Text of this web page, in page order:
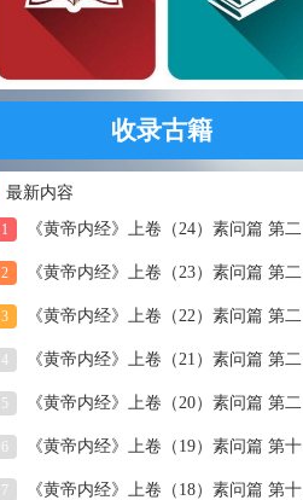
收录古籍
最新内容
1 《黄帝内经》上卷（24）素问篇 第二十四篇 血气形志篇第
2 《黄帝内经》上卷（23）素问篇 第二十三篇 宣明五气
3 《黄帝内经》上卷（22）素问篇 第二十二篇 藏气法时论
4 《黄帝内经》上卷（21）素问篇 第二十一篇 经脉别论
5 《黄帝内经》上卷（20）素问篇 第二十篇 三部九候论
6 《黄帝内经》上卷（19）素问篇 第十九篇 玉机真藏论
7 《黄帝内经》上卷（18）素问篇 第十八篇 平人气象论